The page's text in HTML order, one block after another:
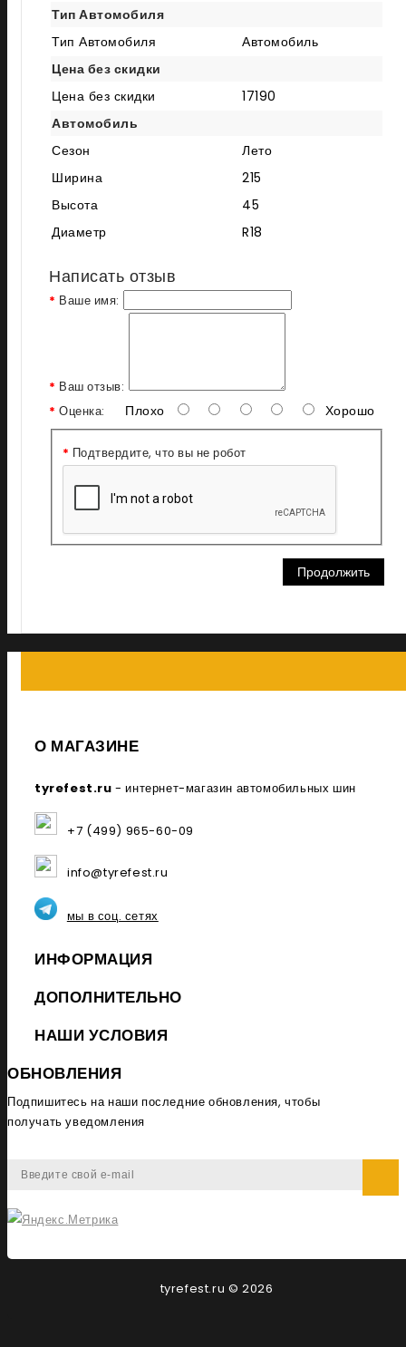
Тип Автомобиля
Тип Автомобиля
Автомобиль
Цена без скидки
Цена без скидки
17190
Автомобиль
Сезон
Лето
Ширина
215
Высота
45
Диаметр
R18
Написать отзыв
Ваше имя:
Ваш отзыв:
Оценка:
Плохо Хорошо
Подтвердите, что вы не робот
Продолжить
О МАГАЗИНЕ
tyrefest.ru - интернет-магазин автомобильных шин
+7 (499) 965-60-09
info@tyrefest.ru
мы в соц. сетях
ИНФОРМАЦИЯ
ДОПОЛНИТЕЛЬНО
НАШИ УСЛОВИЯ
ОБНОВЛЕНИЯ
Подпишитесь на наши последние обновления, чтобы
получать уведомления
tyrefest.ru © 2026